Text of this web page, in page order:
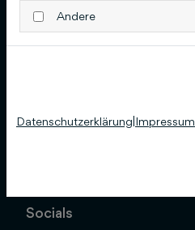
Socials
Andere
Datenschutzerklärung Impressum